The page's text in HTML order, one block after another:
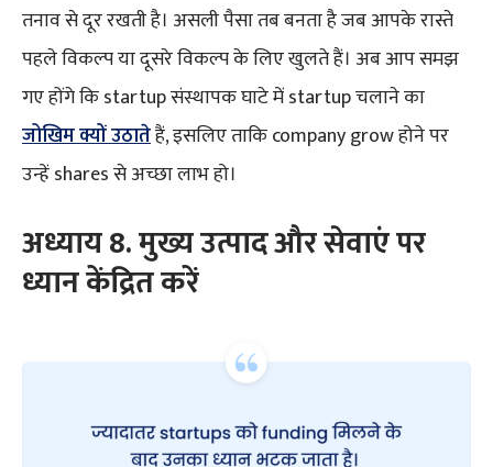
तनाव से दूर रखती है। असली पैसा तब बनता है जब आपके रास्ते
पहले विकल्प या दूसरे विकल्प के लिए खुलते हैं। अब आप समझ
गए होंगे कि startup संस्थापक घाटे में startup चलाने का
जोखिम क्यों उठातेहैं, इसलिए ताकि company grow होने पर
उन्हें shares से अच्छा लाभ हो।
अध्याय 8. मुख्य उत्पाद और सेवाएं पर
ध्यान केंद्रित करें